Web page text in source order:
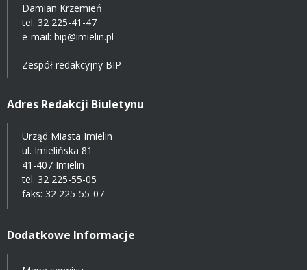
Damian Krzemień
tel. 32 225-41-47
e-mail: bip@imielin.pl
Zespół redakcyjny BIP
Adres Redakcji Biuletynu
Urząd Miasta Imielin
ul. Imielińska 81
41-407 Imielin
tel. 32 225-55-05
faks: 32 225-55-07
Dodatkowe Informacje